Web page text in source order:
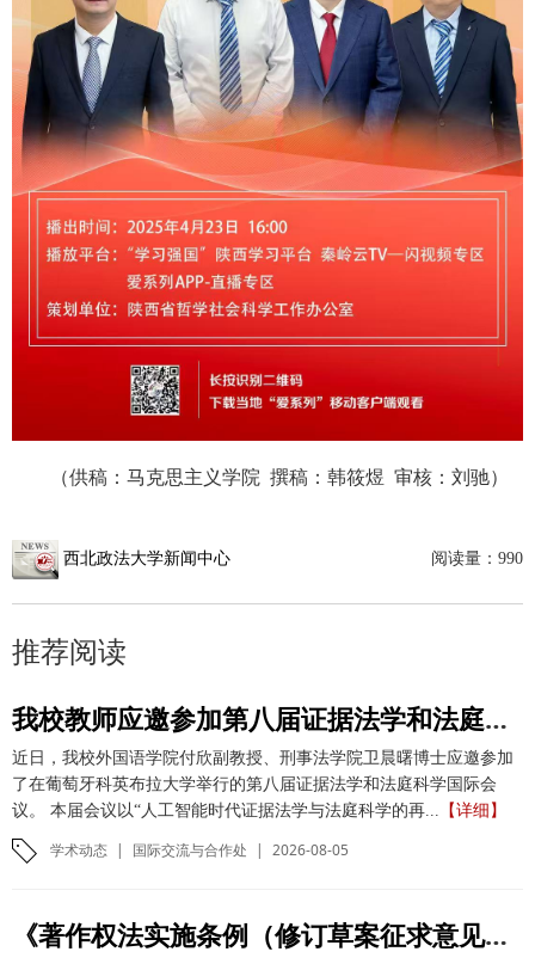
（供稿：马克思主义学院 撰稿：韩筱煜 审核：刘驰）
西北政法大学新闻中心 阅读量： 990
推荐阅读
我校教师应邀参加第八届证据法学和法庭科学国际会议并作学术报告
近日，我校外国语学院付欣副教授、刑事法学院卫晨曙博士应邀参加
了在葡萄牙科英布拉大学举行的第八届证据法学和法庭科学国际会
议。 本届会议以“人工智能时代证据法学与法庭科学的再... 【详细】
学术动态 | 国际交流与合作处 | 2026-08-05
《著作权法实施条例（修订草案征求意见稿）》专家研讨会在我校举办